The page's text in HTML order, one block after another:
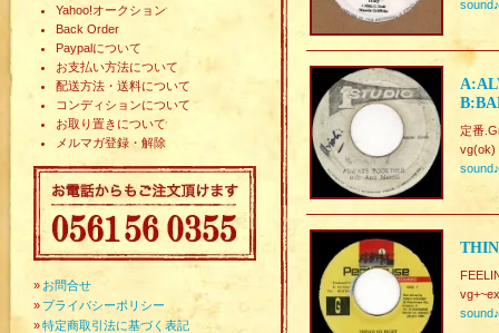
Yahoo!オークション
Back Order
Paypalについて
お支払い方法について
配送方法・送料について
コンディションについて
お取り置きについて
メルマガ登録・解除
» お問合せ
» プライバシーポリシー
»特定商取引法に基づく表記
sound♪
定番
vg(ok)
sound♪
sound♪